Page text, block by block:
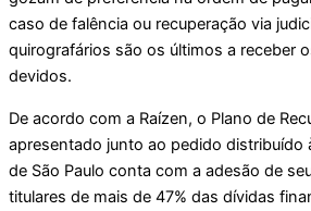
caso de falência ou recuperação via
quirografários são os últimos a receber
devidos.
De acordo com a Raízen, o Plano de
apresentado junto ao pedido distribuído
de São Paulo conta com a adesão de
titulares de mais de 47% das dívidas